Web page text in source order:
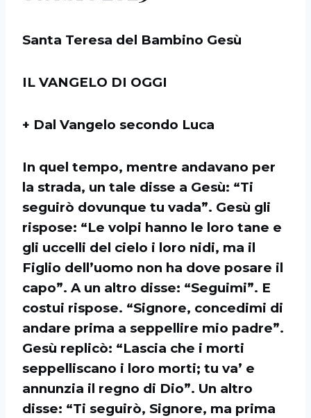
Santa Teresa del Bambino Gesù
IL VANGELO DI OGGI
+ Dal Vangelo secondo Luca
In quel tempo, mentre andavano per
la strada, un tale disse a Gesù: “Ti
seguirò dovunque tu vada”. Gesù gli
rispose: “Le volpi hanno le loro tane e
gli uccelli del cielo i loro nidi, ma il
Figlio dell’uomo non ha dove posare il
capo”. A un altro disse: “Seguimi”. E
costui rispose. “Signore, concedimi di
andare prima a seppellire mio padre”.
Gesù replicò: “Lascia che i morti
seppelliscano i loro morti; tu va’ e
annunzia il regno di Dio”. Un altro
disse: “Ti seguirò, Signore, ma prima